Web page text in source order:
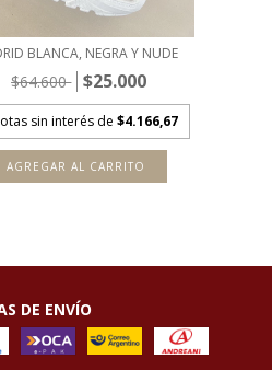
BLANCA, NEGRA Y NUDE
$64.600 $25.000
sin interés de $4.166,67
AGREGAR AL CARRITO
DE ENVÍO